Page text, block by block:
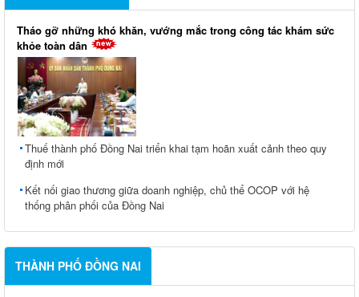
Tháo gỡ những khó khăn, vướng mắc trong công tác khám sức
khỏe toàn dân
Thuế thành phố Đồng Nai triển khai tạm hoãn xuất cảnh theo quy
định mới
Kết nối giao thương giữa doanh nghiệp, chủ thể OCOP với hệ
thống phân phối của Đồng Nai
THÀNH PHỐ ĐỒNG NAI